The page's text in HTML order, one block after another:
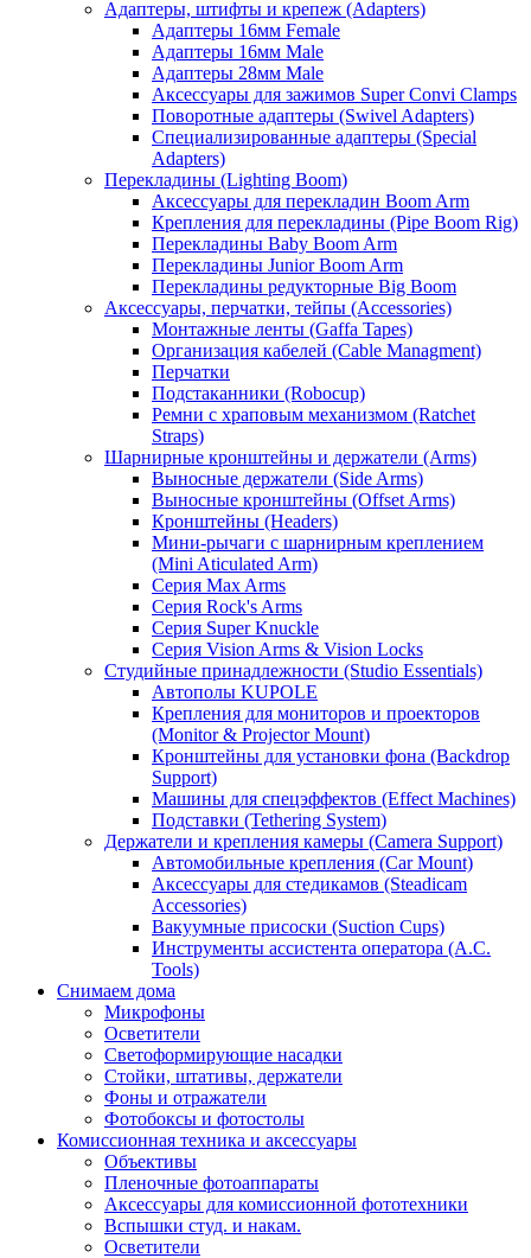
Адаптеры, штифты и крепеж (Adapters)
Адаптеры 16мм Female
Адаптеры 16мм Male
Адаптеры 28мм Male
Аксессуары для зажимов Super Convi Clamps
Поворотные адаптеры (Swivel Adapters)
Специализированные адаптеры (Special
Adapters)
Перекладины (Lighting Boom)
Аксессуары для перекладин Boom Arm
Крепления для перекладины (Pipe Boom Rig)
Перекладины Baby Boom Arm
Перекладины Junior Boom Arm
Перекладины редукторные Big Boom
Аксессуары, перчатки, тейпы (Accessories)
Монтажные ленты (Gaffa Tapes)
Организация кабелей (Cable Managment)
Перчатки
Подстаканники (Robocup)
Ремни с храповым механизмом (Ratchet
Straps)
Шарнирные кронштейны и держатели (Arms)
Выносные держатели (Side Arms)
Выносные кронштейны (Offset Arms)
Кронштейны (Headers)
Мини-рычаги с шарнирным креплением
(Mini Aticulated Arm)
Серия Max Arms
Серия Rock's Arms
Серия Super Knuckle
Серия Vision Arms & Vision Locks
Студийные принадлежности (Studio Essentials)
Автополы KUPOLE
Крепления для мониторов и проекторов
(Monitor & Projector Mount)
Кронштейны для установки фона (Backdrop
Support)
Машины для спецэффектов (Effect Machines)
Подставки (Tethering System)
Держатели и крепления камеры (Camera Support)
Автомобильные крепления (Car Mount)
Аксессуары для стедикамов (Steadicam
Accessories)
Вакуумные присоски (Suction Cups)
Инструменты ассистента оператора (A.C.
Tools)
Снимаем дома
Микрофоны
Осветители
Светоформирующие насадки
Стойки, штативы, держатели
Фоны и отражатели
Фотобоксы и фотостолы
Комиссионная техника и аксессуары
Объективы
Пленочные фотоаппараты
Аксессуары для комиссионной фототехники
Вспышки студ. и накам.
Осветители